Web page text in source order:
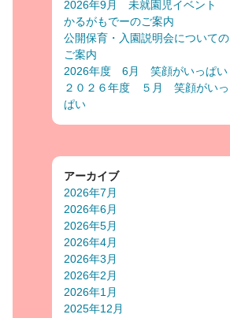
2026年9月 未就園児イベント
かるがもでーのご案内
公開保育・入園説明会についての
ご案内
2026年度 6月 笑顔がいっぱい
２０２６年度 ５月 笑顔がいっ
ぱい
アーカイブ
2026年7月
2026年6月
2026年5月
2026年4月
2026年3月
2026年2月
2026年1月
2025年12月